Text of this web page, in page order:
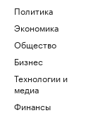
Политика
Экономика
Общество
Бизнес
Технологии и
медиа
Финансы